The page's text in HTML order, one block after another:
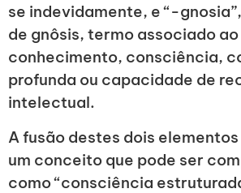
se indevidamente, e “-
de gnôsis, termo associado ao
conhecimento, consciência,
profunda ou capacidade de
intelectual.
A fusão destes dois
um conceito que pode ser
como “consciência